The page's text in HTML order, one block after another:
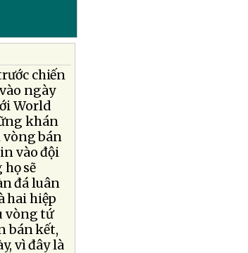
chiến
ngày
World
khán
vòng bán
vào đội
sẽ
đá luân
hai hiệp
vòng tứ
bán kết,
vì đây là